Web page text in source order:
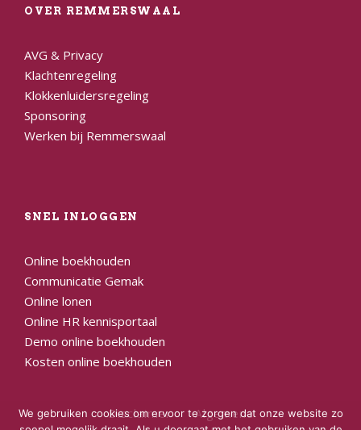
OVER REMMERSWAAL
AVG & Privacy
Klachtenregeling
Klokkenluidersregeling
Sponsoring
Werken bij Remmerswaal
SNEL INLOGGEN
Online boekhouden
Communicatie Gemak
Online lonen
Online HR kennisportaal
Demo online boekhouden
Kosten online boekhouden
Disclaimer
Algemene
We gebruiken cookies om ervoor te zorgen dat onze website zo